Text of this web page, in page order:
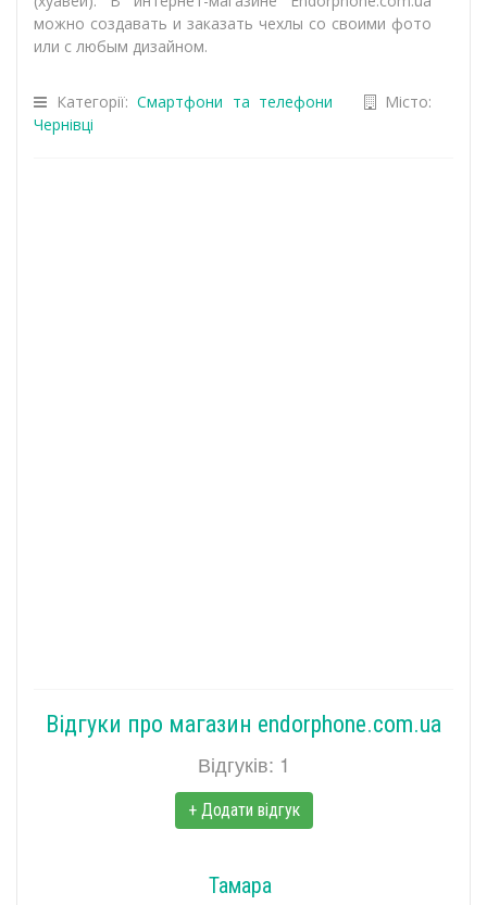
можно создавать и заказать чехлы со своими фото
или с любым дизайном.
Категорії: Смартфони та телефони
Місто:
Чернівці
Відгуки про магазин endorphone.com.ua
Відгуків: 1
+ Додати відгук
Тамара